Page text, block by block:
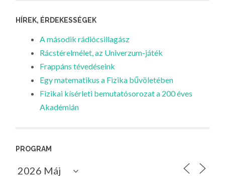
HÍREK, ÉRDEKESSÉGEK
A második rádiócsillagász
Rácstérelmélet, az Univerzum-játék
Frappáns tévedéseink
Egy matematikus a Fizika bűvöletében
Fizikai kísérleti bemutatósorozat a 200 éves
Akadémián
PROGRAM